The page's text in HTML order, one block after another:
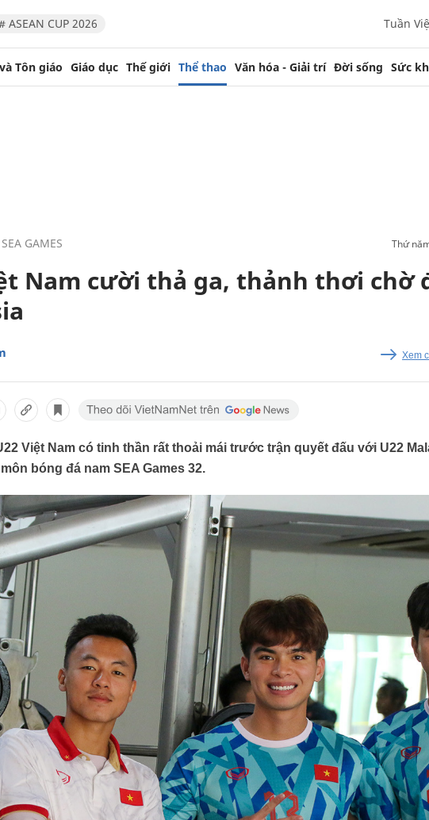
ASEAN CUP 2026 Tuần
Tôn giáo Giáo dục Thế giới Thể thao Văn hóa - Giải trí Đời sống Sức
SEA GAMES thứ
Nam cười thả ga, thảnh thơi chờ
Xem
Việt Nam có tinh thần rất thoải mái trước trận quyết đấu với U22
bóng đá nam SEA Games 32.